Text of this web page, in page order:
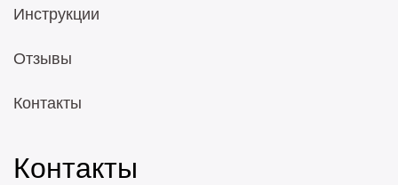
Инструкции
Отзывы
Контакты
Контакты